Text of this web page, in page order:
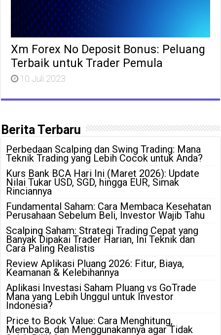
Xm Forex No Deposit Bonus: Peluang
Terbaik untuk Trader Pemula
10 Juli 2023
Berita Terbaru
Perbedaan Scalping dan Swing Trading: Mana
Teknik Trading yang Lebih Cocok untuk Anda?
Kurs Bank BCA Hari Ini (Maret 2026): Update
Nilai Tukar USD, SGD, hingga EUR, Simak
Rinciannya
Fundamental Saham: Cara Membaca Kesehatan
Perusahaan Sebelum Beli, Investor Wajib Tahu
Scalping Saham: Strategi Trading Cepat yang
Banyak Dipakai Trader Harian, Ini Teknik dan
Cara Paling Realistis
Review Aplikasi Pluang 2026: Fitur, Biaya,
Keamanan & Kelebihannya
Aplikasi Investasi Saham Pluang vs GoTrade
Mana yang Lebih Unggul untuk Investor
Indonesia?
Price to Book Value: Cara Menghitung,
Membaca, dan Menggunakannya agar Tidak